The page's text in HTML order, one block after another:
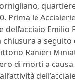
Prima le
a
Ranieri
di morti a